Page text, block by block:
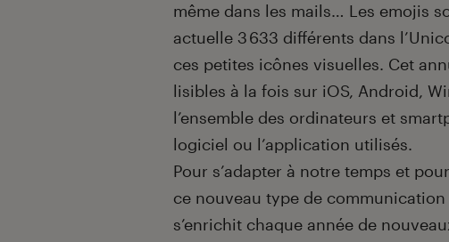
même dans les mails… Les emojis
actuelle 3 633 différents dans
ces petites icônes visuelles. Cet
lisibles à la fois sur iOS, Android,
l’ensemble des ordinateurs et
logiciel ou l’application utilisés.
Pour s’adapter à notre temps et
ce nouveau type de
s’enrichit chaque année de